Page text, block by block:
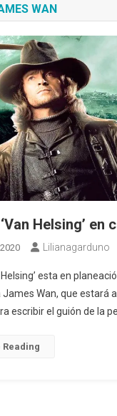
WAN
Helsing’ en
Lilianagarduno
Helsing’ esta en
Wan, que estará
escribir el guión de la
Reading